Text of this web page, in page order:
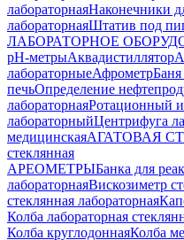
лабораторнаяНаконечники
лабораторнаяШтатив под
ЛАБОРАТОРНОЕ
pH-метрыАквадистиллятор
лабораторныеАфрометрБаня
печьОпределение
лабораторнаяРотационный
лабораторныйЦентрифуга
медицинскаяАГАТОВАЯ
стеклянная
АРЕОМЕТРЫБанка для
лабораторнаяВискозиметр
стеклянная лабораторная
Колба лабораторная
Колба круглодоннаяКолба